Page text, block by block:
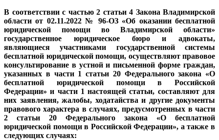
В соответствии с частью 2 статьи 4 Закона Владимирской
области от 02.11.2022 № 96-ОЗ «Об оказании бесплатной
юридической помощи во Владимирской области»
государственное юридическое бюро и адвокаты,
являющиеся участниками государственной системы
бесплатной юридической помощи, осуществляют правовое
консультирование в устной и письменной форме граждан,
указанных в части 1 статьи 20 Федерального закона «О
бесплатной юридической помощи в Российской
Федерации» и части 1 настоящей статьи, составляют для
них заявления, жалобы, ходатайства и другие документы
правового характера в случаях, предусмотренных в части
2 статьи 20 Федерального закона «О бесплатной
юридической помощи в Российской Федерации», а также в
следующих случаях: